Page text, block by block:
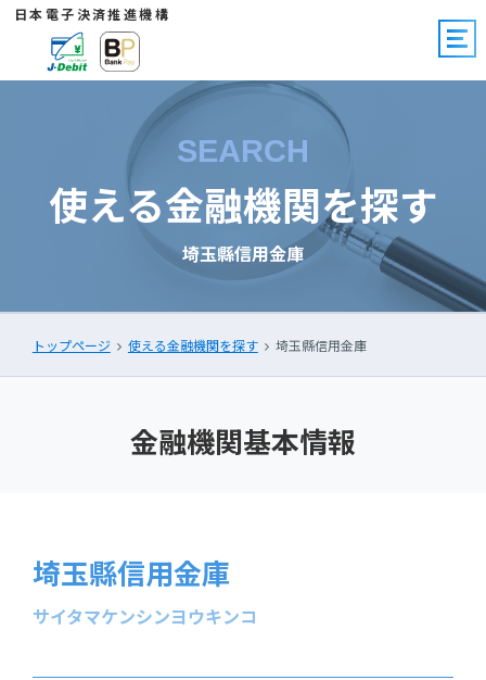
日本電子決済推進機構
SEARCH
使える金融機関を探す
埼玉縣信用金庫
トップページ 使える金融機関を探す 埼玉縣信用金庫
金融機関基本情報
埼玉縣信用金庫
サイタマケンシンヨウキンコ